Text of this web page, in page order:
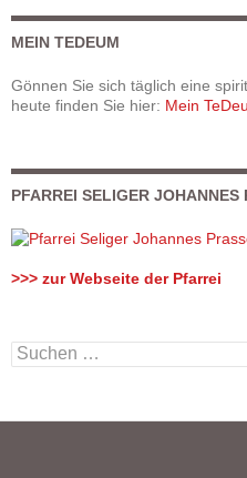
MEIN TEDEUM
Gönnen Sie sich täglich eine
heute finden Sie hier: Mein
PFARREI SELIGER JOHANNES
>>> zur Webseite der Pfarrei
S
u